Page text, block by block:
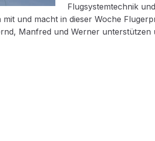
Flugsystemtechnik
und macht in dieser Woche
Manfred und Werner unterstützen